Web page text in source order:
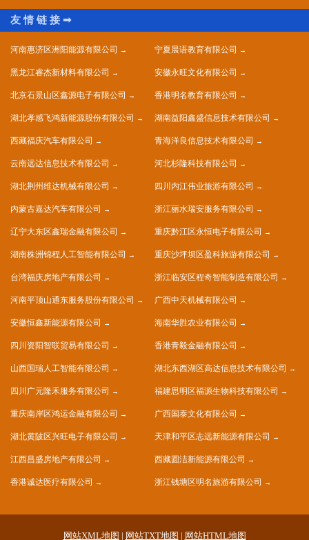
河南惠济区洲阳能源有限公司 宁夏晨语教育有限公司
黑龙江睿杰新材料有限公司 安徽永旺文化有限公司
北京石景山区鑫源电子有限公司 香港明名教育有限公司
湖北孝感飞鸿新能源股份有限公司 湖南益阳鑫盛信息技术有限公司
西藏福庆汽车有限公司 青海洋良信息技术有限公司
云南远达信息技术有限公司 河北杉隆科技有限公司
湖北荆州维达机械有限公司 四川内江伟业旅游有限公司
内蒙古嘉达汽车有限公司 浙江丽水瑞安服务有限公司
辽宁大东区鑫瑞金融有限公司 重庆黔江区永恒电子有限公司
湖南株洲锦程人工智能有限公司 重庆沙坪坝区盈科旅游有限公司
台湾福庆房地产有限公司 浙江临安区程奇智能制造有限公司
河南平顶山通东服务股份有限公司 广西中天机械有限公司
安徽恒鑫新能源有限公司 海南华胜农业有限公司
四川资阳智联贸易有限公司 香港青毅金融有限公司
山西国瑞人工智能有限公司 湖北东西湖区高达信息技术有限公司
四川广元隆禾服务有限公司 福建思明区福源生物科技有限公司
重庆南岸区鸿运金融有限公司 广西国泰文化有限公司
湖北黄陂区兴旺电子有限公司 天津和平区志远新能源有限公司
江西昌盛房地产有限公司 西藏圆洁新能源有限公司
香港诚达医疗有限公司 浙江钱塘区明名旅游有限公司
网站XML地图 | 网站TXT地图 | 网站HTML地图